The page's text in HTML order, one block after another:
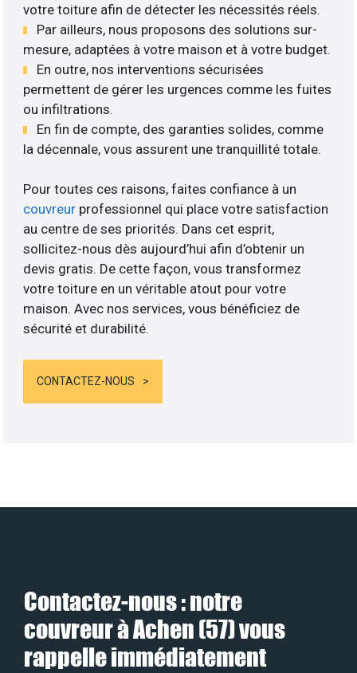
votre toiture afin de détecter les nécessités réels.
Par ailleurs, nous proposons des solutions sur-
mesure, adaptées à votre maison et à votre budget.
En outre, nos interventions sécurisées
permettent de gérer les urgences comme les fuites
ou infiltrations.
En fin de compte, des garanties solides, comme
la décennale, vous assurent une tranquillité totale.
Pour toutes ces raisons, faites confiance à un
couvreur professionnel qui place votre satisfaction
au centre de ses priorités. Dans cet esprit,
sollicitez-nous dès aujourd’hui afin d’obtenir un
devis gratis. De cette façon, vous transformez
votre toiture en un véritable atout pour votre
maison. Avec nos services, vous bénéficiez de
sécurité et durabilité.
CONTACTEZ-NOUS
Contactez-nous : notre
couvreur à Achen (57) vous
rappelle immédiatement